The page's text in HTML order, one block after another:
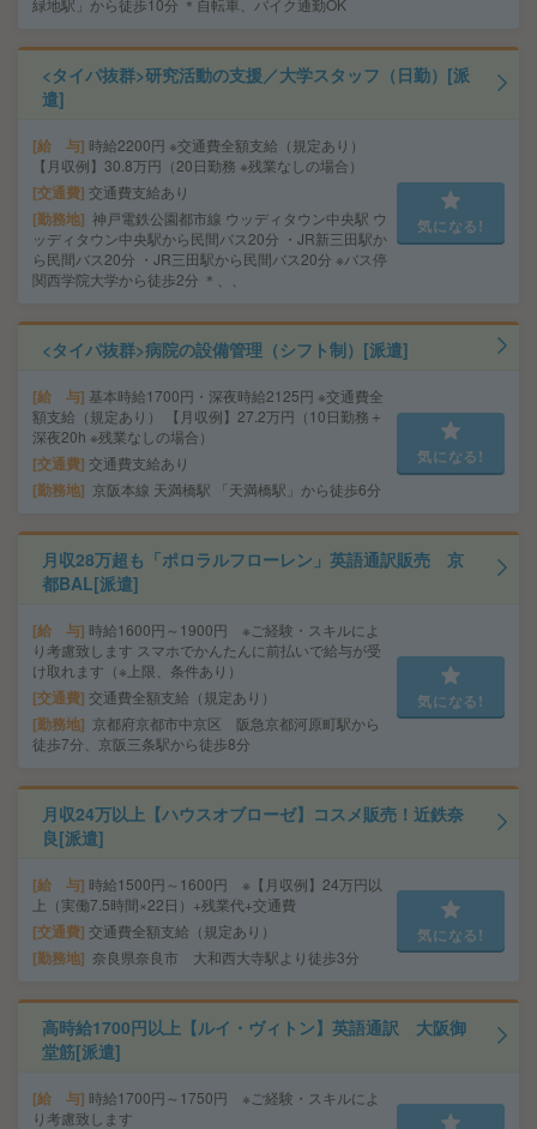
緑地駅」から徒歩10分 ＊自転車、バイク通勤OK
<タイパ抜群>研究活動の支援／大学スタッフ（日勤）[派
遣]
給 与 時給2200円 ※交通費全額支給（規定あり）
【月収例】30.8万円（20日勤務 ※残業なしの場合）
交通費 交通費支給あり
勤務地 神戸電鉄公園都市線 ウッディタウン中央駅 ウ
ッディタウン中央駅から民間バス20分 ・JR新三田駅か
ら民間バス20分 ・JR三田駅から民間バス20分 ※バス停
関西学院大学から徒歩2分 ＊、、
気になる!
<タイパ抜群>病院の設備管理（シフト制）[派遣]
給 与 基本時給1700円・深夜時給2125円 ※交通費全
額支給（規定あり） 【月収例】27.2万円（10日勤務＋
深夜20h ※残業なしの場合）
交通費 交通費支給あり
勤務地 京阪本線 天満橋駅 「天満橋駅」から徒歩6分
気になる!
月収28万超も「ポロラルフローレン」英語通訳販売 京
都BAL[派遣]
給 与 時給1600円～1900円 ※ご経験・スキルによ
り考慮致します スマホでかんたんに前払いで給与が受
け取れます（※上限、条件あり）
交通費 交通費全額支給（規定あり）
勤務地
京都府京都市中京区 阪急京都河原町駅から
徒歩7分、京阪三条駅から徒歩8分
気になる!
月収24万以上【ハウスオブローゼ】コスメ販売！近鉄奈
良[派遣]
給 与 時給1500円～1600円 ※【月収例】24万円以
上（実働7.5時間×22日）+残業代+交通費
交通費 交通費全額支給（規定あり）
勤務地 奈良県奈良市 大和西大寺駅より徒歩3分
気になる!
高時給1700円以上【ルイ・ヴィトン】英語通訳 大阪御
堂筋[派遣]
給 与 時給1700円～1750円 ※ご経験・スキルによ
り考慮致します